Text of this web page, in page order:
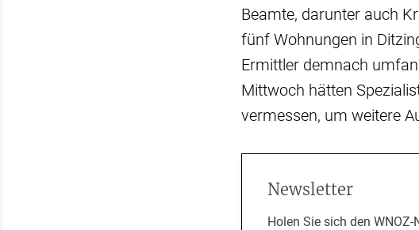
Beamte, darunter auch
fünf Wohnungen in
Ermittler demnach
Mittwoch hätten
vermessen, um weitere
Newsletter
Holen Sie sich den